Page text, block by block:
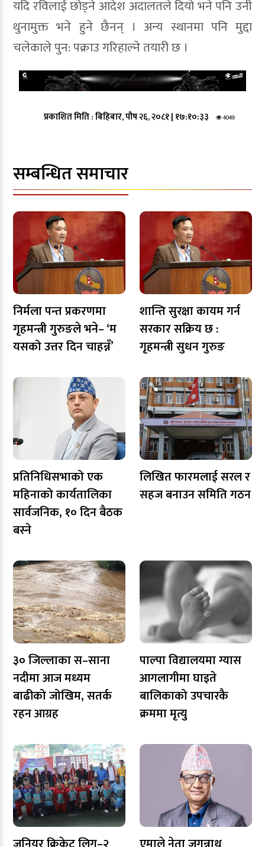
यदि रविलाई छोड्ने आदेश अदालतले दियो भने पनि उनी
थुनामुक्त भने हुने छैनन् । अन्य स्थानमा पनि मुद्दा
चलेकाले पुन: पक्राउ गरिहाल्ने तयारी छ ।
प्रकाशित मिति :बिहिबार, पौष २६, २०८१| १७:१०:३३ 4049
सम्बन्धित समाचार
निर्मला पन्त प्रकरणमा
गृहमन्त्री गुरुङले भने– ‘म
यसको उत्तर दिन चाहन्नँ’
शान्ति सुरक्षा कायम गर्न
सरकार सक्रिय छ :
गृहमन्त्री सुधन गुरुङ
प्रतिनिधिसभाको एक
महिनाको कार्यतालिका
सार्वजनिक, १० दिन बैठक
बस्ने
लिखित फारमलाई सरल र
सहज बनाउन समिति गठन
३० जिल्लाका स–साना
नदीमा आज मध्यम
बाढीको जोखिम, सतर्क
रहन आग्रह
पाल्पा विद्यालयमा ग्यास
आगलागीमा घाइते
बालिकाको उपचारकै
क्रममा मृत्यु